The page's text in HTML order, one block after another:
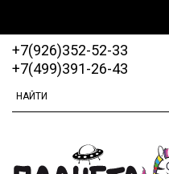
+7(926)352-52-33
+7(499)391-26-43